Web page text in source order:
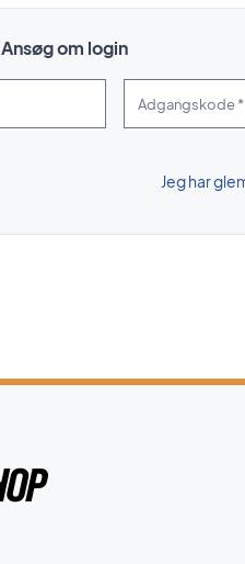
Ansøg om login
Jeg har